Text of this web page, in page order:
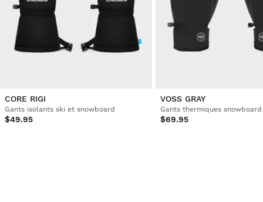
CORE RIGI
Gants isolants ski et snowboard
$49.95
VOSS GRAY
Gants thermiques
$69.95